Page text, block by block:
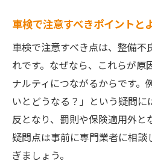
車検で注意すべきポイントと
車検で注意すべき点は、整備不
れです。なぜなら、これらが原
ナルティにつながるからです。
いとどうなる？」という疑問
反となり、罰則や保険適用外と
疑問点は事前に専門業者に相
ぎましょう。